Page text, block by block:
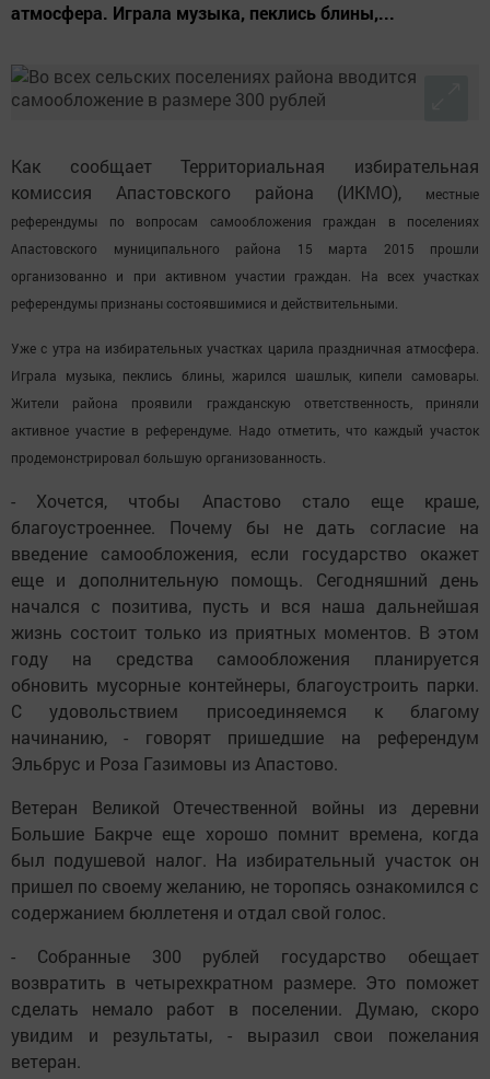
атмосфера. Играла музыка, пеклись блины,...
Как сообщает Территориальная избирательная
комиссия Апастовского района (ИКМО),
местные
референдумы по вопросам самообложения граждан в поселениях
Апастовского муниципального района 15 марта 2015 прошли
организованно и при активном участии граждан. На всех участках
референдумы признаны состоявшимися и действительными.
Уже с утра на избирательных участках царила праздничная атмосфера.
Играла музыка, пеклись блины, жарился шашлык, кипели самовары.
Жители района проявили гражданскую ответственность, приняли
активное участие в референдуме. Надо отметить, что каждый участок
продемонстрировал большую организованность.
- Хочется, чтобы Апастово стало еще краше,
благоустроеннее. Почему бы не дать согласие на
введение самообложения, если государство окажет
еще и дополнительную помощь. Сегодняшний день
начался с позитива, пусть и вся наша дальнейшая
жизнь состоит только из приятных моментов. В этом
году на средства самообложения планируется
обновить мусорные контейнеры, благоустроить парки.
С удовольствием присоединяемся к благому
начинанию, - говорят пришедшие на референдум
Эльбрус и Роза Газимовы из Апастово.
Ветеран Великой Отечественной войны из деревни
Большие Бакрче еще хорошо помнит времена, когда
был подушевой налог. На избирательный участок он
пришел по своему желанию, не торопясь ознакомился с
содержанием бюллетеня и отдал свой голос.
- Собранные 300 рублей государство обещает
возвратить в четырехкратном размере. Это поможет
сделать немало работ в поселении. Думаю, скоро
увидим и результаты, - выразил свои пожелания
ветеран.